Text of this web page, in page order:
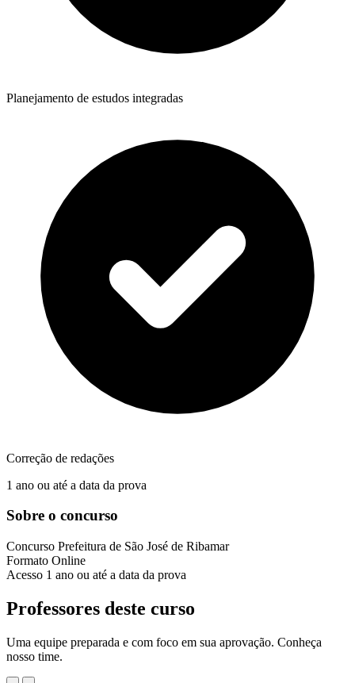
Planejamento de estudos integradas
Correção de redações
1 ano ou até a data da prova
Sobre o concurso
Concurso Prefeitura de São José de Ribamar
Formato Online
Acesso 1 ano ou até a data da prova
Professores deste curso
Uma equipe preparada e com foco em sua aprovação. Conheça
nosso time.